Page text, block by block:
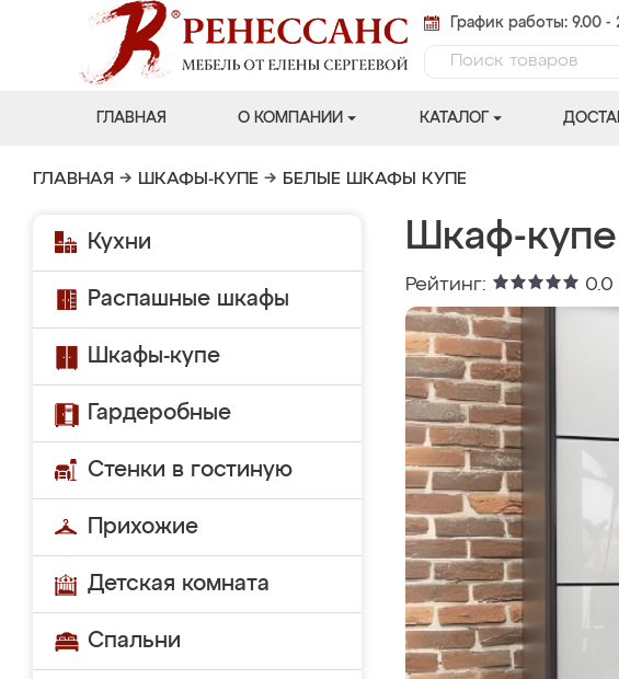
График работы: 9.00 -
ГЛАВНАЯ О КОМПАНИИ КАТАЛОГ
ГЛАВНАЯ → ШКАФЫ-КУПЕ → БЕЛЫЕ ШКАФЫ КУПЕ
Кухни
Распашные шкафы
Шкафы-купе
Гардеробные
Стенки в гостиную
Прихожие
Детская комната
Спальни
Шкаф-
Рейтинг: 0.0